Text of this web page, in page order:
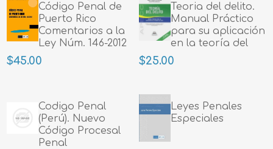
Código Penal de
Puerto Rico
Comentarios a la
Ley Núm. 146-2012
$45.00
Teoria del delito.
Manual Práctico
para su aplicación
en la teoría del
caso
$25.00
Codigo Penal
(Perú). Nuevo
Código Procesal
Penal
Leyes Penales
Especiales